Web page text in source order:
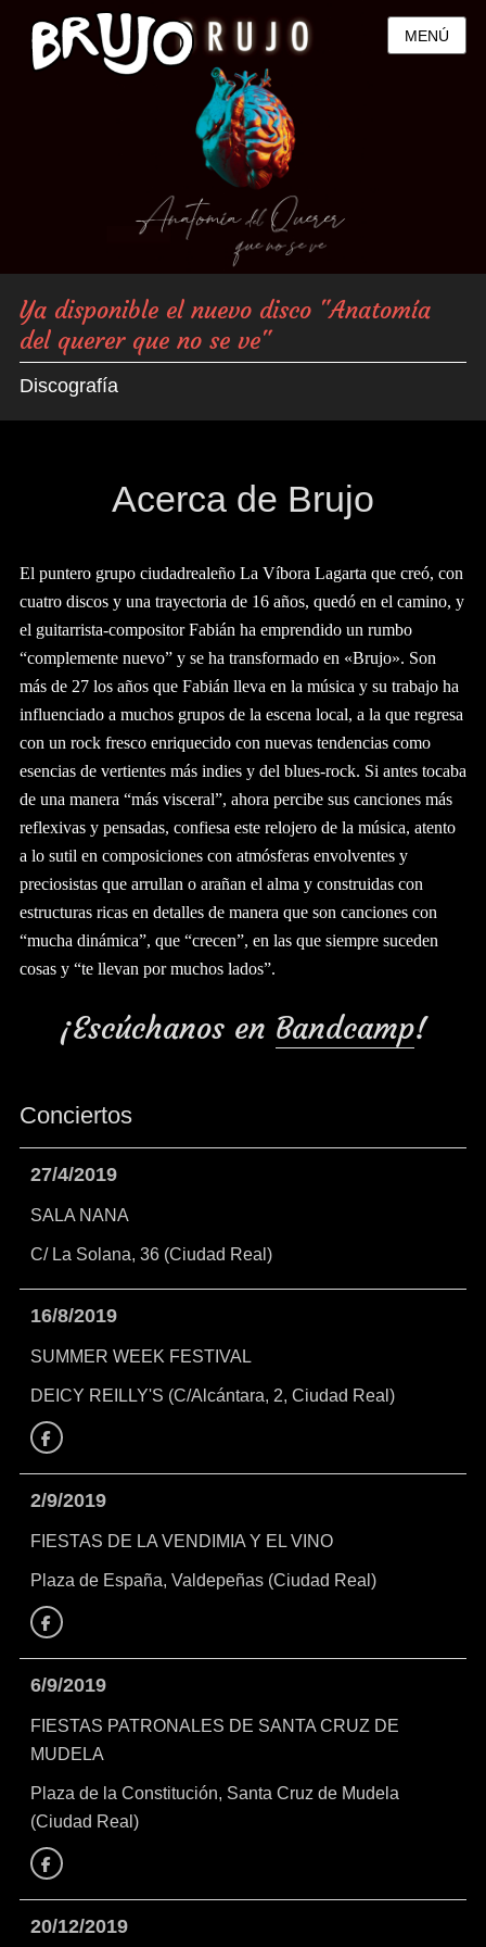
MENÚ
Ya disponible el nuevo disco "Anatomía
del querer que no se ve"
Discografía
Acerca de Brujo
El puntero grupo ciudadrealeño La Víbora Lagarta que creó, con
cuatro discos y una trayectoria de 16 años, quedó en el camino, y
el guitarrista-compositor Fabián ha emprendido un rumbo
“complemente nuevo” y se ha transformado en «Brujo». Son
más de 27 los años que Fabián lleva en la música y su trabajo ha
influenciado a muchos grupos de la escena local, a la que regresa
con un rock fresco enriquecido con nuevas tendencias como
esencias de vertientes más indies y del blues-rock. Si antes tocaba
de una manera “más visceral”, ahora percibe sus canciones más
reflexivas y pensadas, confiesa este relojero de la música, atento
a lo sutil en composiciones con atmósferas envolventes y
preciosistas que arrullan o arañan el alma y construidas con
estructuras ricas en detalles de manera que son canciones con
“mucha dinámica”, que “crecen”, en las que siempre suceden
cosas y “te llevan por muchos lados”.
¡Escúchanos en Bandcamp!
Conciertos
27/4/2019
SALA NANA
C/ La Solana, 36 (Ciudad Real)
16/8/2019
SUMMER WEEK FESTIVAL
DEICY REILLY'S (C/Alcántara, 2, Ciudad Real)
Facebook
2/9/2019
FIESTAS DE LA VENDIMIA Y EL VINO
Plaza de España, Valdepeñas (Ciudad Real)
Facebook
6/9/2019
FIESTAS PATRONALES DE SANTA CRUZ DE
MUDELA
Plaza de la Constitución, Santa Cruz de Mudela
(Ciudad Real)
Facebook
20/12/2019